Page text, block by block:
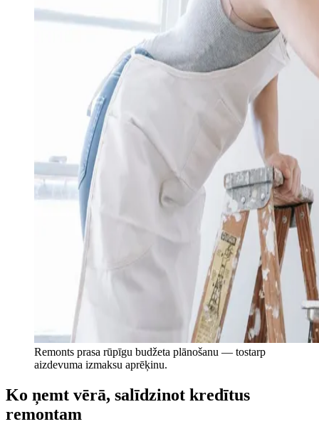
Remonts prasa rūpīgu budžeta plānošanu — tostarp
aizdevuma izmaksu aprēķinu.
Ko ņemt vērā, salīdzinot kredītus
remontam